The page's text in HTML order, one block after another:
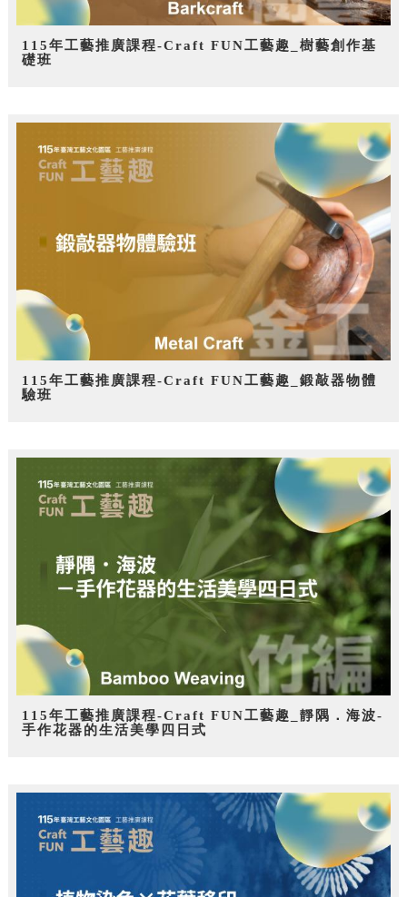
115年工藝推廣課程-Craft FUN工藝趣_樹藝創作基
礎班
115年工藝推廣課程-Craft FUN工藝趣_鍛敲器物體
驗班
115年工藝推廣課程-Craft FUN工藝趣_靜隅．海波-
手作花器的生活美學四日式